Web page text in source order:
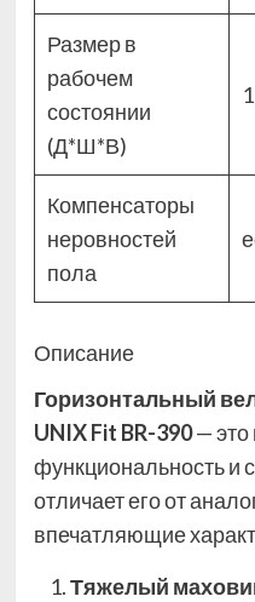
Размер в
рабочем
состоянии
(Д*Ш*В)
Компенсаторы
неровностей
пола
Описание
Горизонтальный
UNIX Fit BR-390— это
функциональность и
отличает его от
впечатляющие
Тяжелый